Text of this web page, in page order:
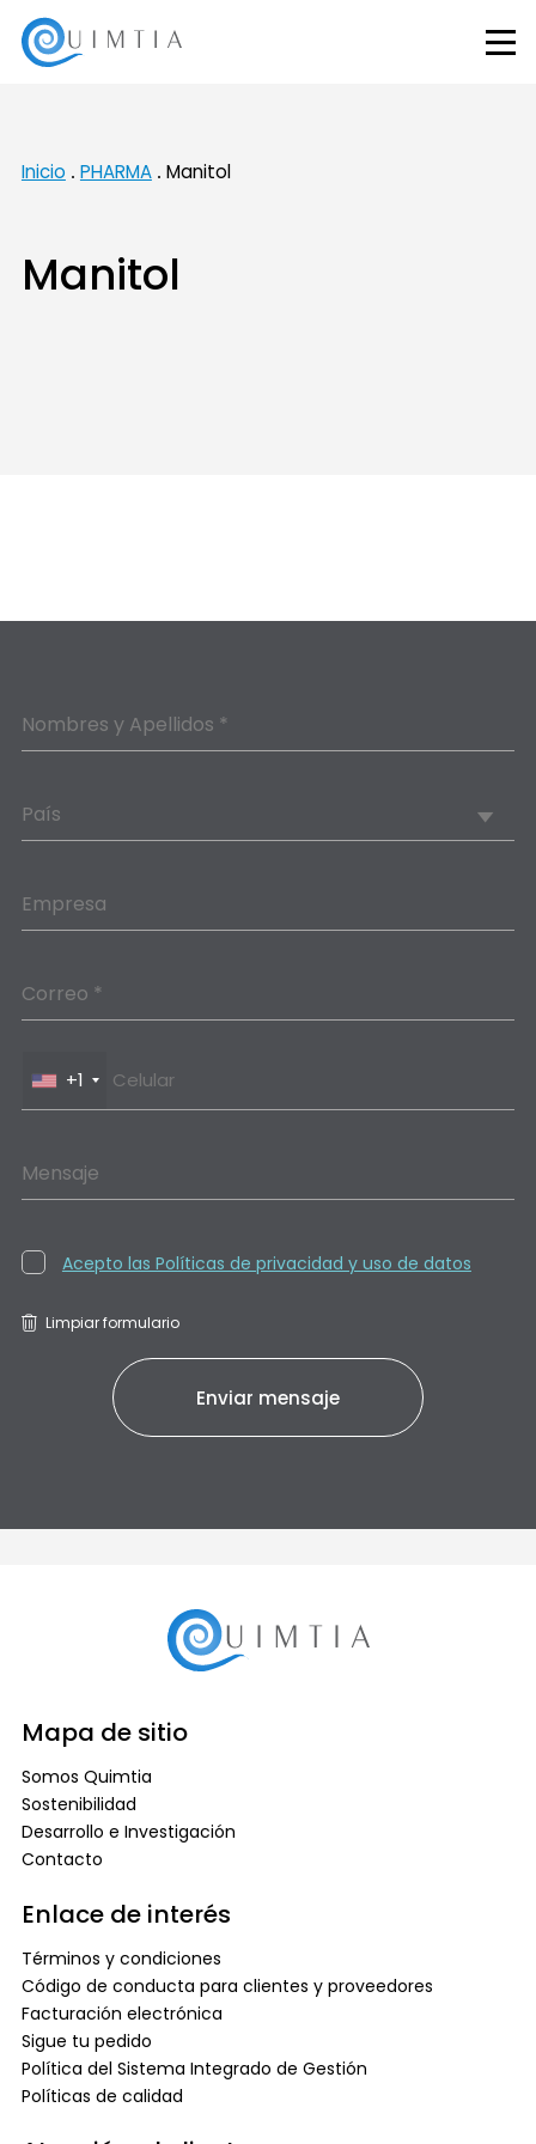
Inicio PHARMA Manitol
Manitol
Nombres y Apellidos *
País
Empresa
Correo *
+1
Mensaje
Acepto las Políticas de privacidad y uso de datos
Limpiar formulario
Mapa de sitio
Somos Quimtia
Sostenibilidad
Desarrollo e Investigación
Contacto
Enlace de interés
Términos y condiciones
Código de conducta para clientes y proveedores
Facturación electrónica
Sigue tu pedido
Política del Sistema Integrado de Gestión
Políticas de calidad